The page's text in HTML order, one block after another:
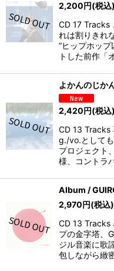
2,200円(税込)
CD 17
れは割りきれ
“ヒップホッ
トした前作「
よかんのじ
2,420円(税込)
CD 13 Tracks
g./vo.として
プロジェクト
様、コントラ
Album /
2,970円(税込)
CD 13 Tracks
プの金字塔、
ジル音楽に歌
包しながら緻